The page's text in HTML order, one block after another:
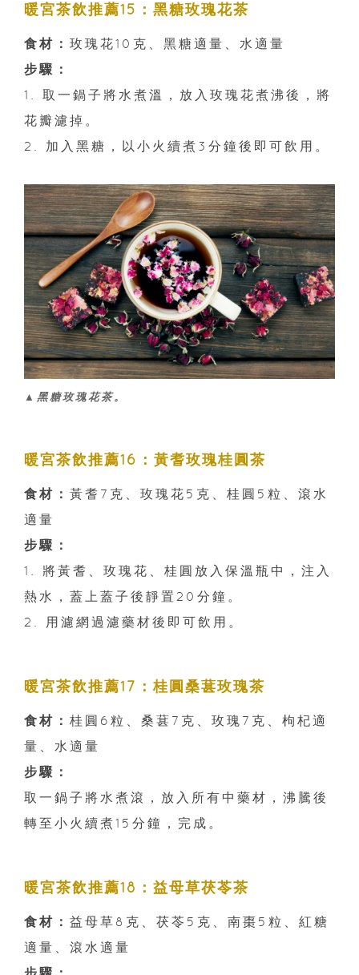
暖宮茶飲推薦15：黑糖玫瑰花茶
食材： 玫瑰花10克、黑糖適量、水適量
步驟：
1. 取一鍋子將水煮溫，放入玫瑰花煮沸後，將
花瓣濾掉。
2. 加入黑糖，以小火續煮3分鐘後即可飲用。
▲黑糖玫瑰花茶。
暖宮茶飲推薦16：黃耆玫瑰桂圓茶
食材： 黃耆7克、玫瑰花5克、桂圓5粒、滾水
適量
步驟：
1. 將黃耆、玫瑰花、桂圓放入保溫瓶中，注入
熱水，蓋上蓋子後靜置20分鐘。
2. 用濾網過濾藥材後即可飲用。
暖宮茶飲推薦17：桂圓桑葚玫瑰茶
食材： 桂圓6粒、桑葚7克、玫瑰7克、枸杞適
量、水適量
步驟：
取一鍋子將水煮滾，放入所有中藥材，沸騰後
轉至小火續煮15分鐘，完成。
暖宮茶飲推薦18：益母草茯苓茶
食材： 益母草8克、茯苓5克、南棗5粒、紅糖
適量、滾水適量